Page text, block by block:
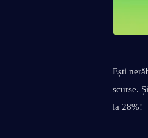
Ești
scurse.
la 28%!